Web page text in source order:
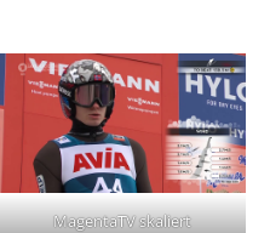
MagentaTV skaliert